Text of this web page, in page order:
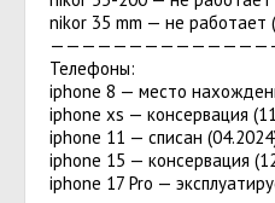
nikor 35 mm — не работает
Телефоны:
iphone 8 — место
iphone xs — консервация
iphone 11 — списан
iphone 15 — консервация
iphone 17 Pro —